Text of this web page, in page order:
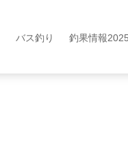
バス釣り 釣果情報